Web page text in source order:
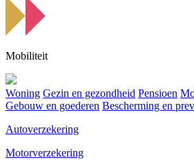
Mobiliteit
Woning Gezin en gezondheid Pensioen
Gebouw en goederen Bescherming en
Autoverzekering
Motorverzekering